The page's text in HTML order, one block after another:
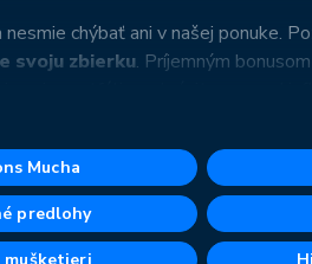
chýbať ani v našej ponuke.
svoju zbierku. Príjemným
Mucha
predlohy